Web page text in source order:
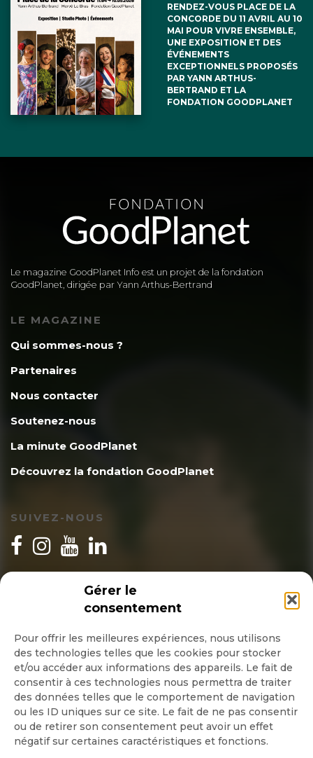
Gérer le
consentement
Pour offrir les meilleures expériences, nous utilisons
des technologies telles que les cookies pour stocker
et/ou accéder aux informations des appareils. Le fait de
consentir à ces technologies nous permettra de traiter
des données telles que le comportement de navigation
ou les ID uniques sur ce site. Le fait de ne pas consentir
ou de retirer son consentement peut avoir un effet
négatif sur certaines caractéristiques et fonctions.
RENDEZ-VOUS PLACE DE LA
CONCORDE DU 11 AVRIL AU 10
MAI POUR VIVRE ENSEMBLE,
UNE EXPOSITION ET DES
ÉVÉNEMENTS
EXCEPTIONNELS PROPOSÉS
PAR YANN ARTHUS-
BERTRAND ET LA
FONDATION GOODPLANET
Le magazine GoodPlanet Info est un projet de la fondation
GoodPlanet, dirigée par Yann Arthus-Bertrand
LE MAGAZINE
Qui sommes-nous ?
Partenaires
Nous contacter
Soutenez-nous
La minute GoodPlanet
Découvrez la fondation GoodPlanet
SUIVEZ-NOUS
INSCRIPTION NEWSLETTER
Quotidienne
Hebdo
OK